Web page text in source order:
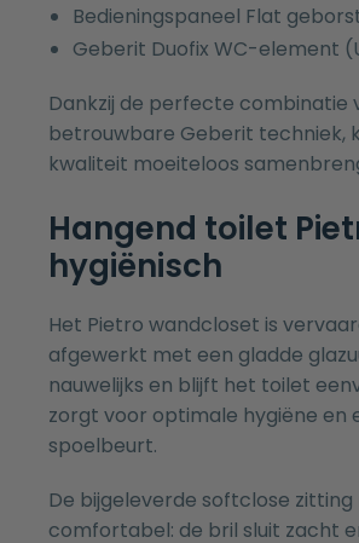
Bedieningspaneel Flat
Geberit Duofix WC-element
Dankzij de perfecte combinatie
betrouwbare Geberit techniek,
kwaliteit moeiteloos
Hangend toilet
hygiënisch
Het Pietro wandcloset is
afgewerkt met een gladde
nauwelijks en blijft het toilet
zorgt voor optimale hygiëne en
spoelbeurt.
De bijgeleverde softclose
comfortabel: de bril sluit zacht